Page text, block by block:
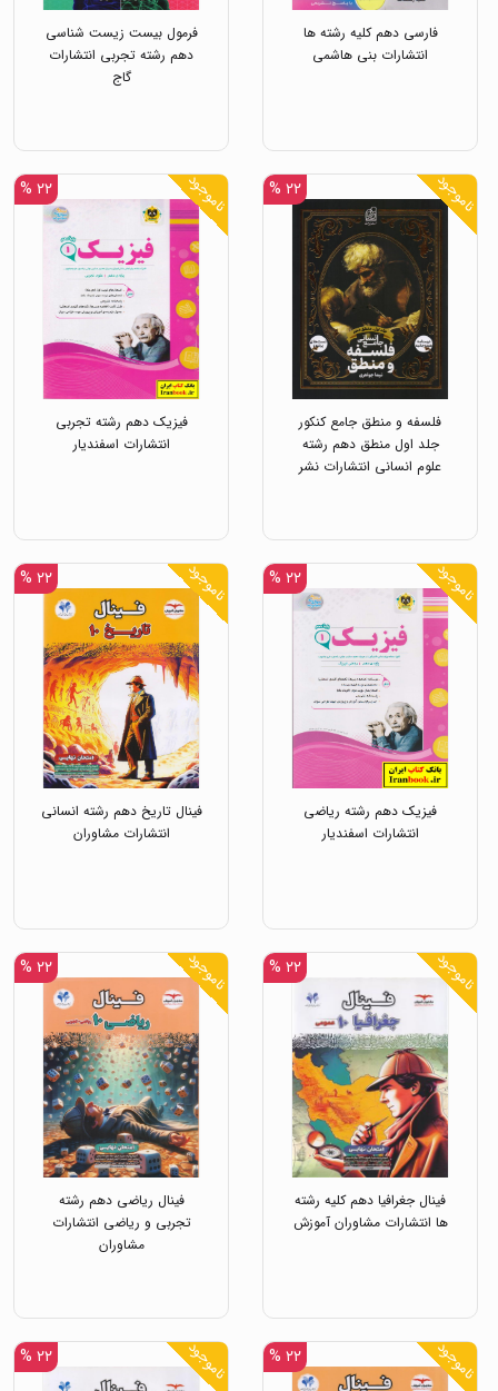
فارسی دهم کلیه رشته ها
انتشارات بنی هاشمی
فرمول بیست زیست شناسی
دهم رشته تجربی انتشارات
گاج
ناموجود ۲۲ %
فلسفه و منطق جامع کنکور
جلد اول منطق دهم رشته
علوم انسانی انتشارات نشر
ناموجود ۲۲ %
فیزیک دهم رشته تجربی
انتشارات اسفندیار
ناموجود ۲۲ %
فیزیک دهم رشته ریاضی
انتشارات اسفندیار
ناموجود ۲۲ %
فینال تاریخ دهم رشته انسانی
انتشارات مشاوران
ناموجود ۲۲ %
فینال جغرافیا دهم کلیه رشته
ها انتشارات مشاوران آموزش
ناموجود ۲۲ %
فینال ریاضی دهم رشته
تجربی و ریاضی انتشارات
مشاوران
ناموجود ۲۲ % ناموجود ۲۲ %